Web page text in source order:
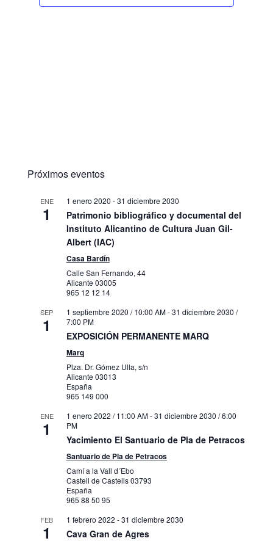
Próximos eventos
ENE
1
1 enero 2020 -31 diciembre 2030
Patrimonio bibliográfico y documental del
Instituto Alicantino de Cultura Juan Gil-
Albert (IAC)
Casa Bardín
Calle San Fernando, 44
Alicante 03005
965 12 12 14
SEP
1
1 septiembre 2020 / 10:00 AM-31 diciembre 2030 /
7:00 PM
EXPOSICIÓN PERMANENTE MARQ
Marq
Plza. Dr. Gómez Ulla, s/n
Alicante 03013
España
965 149 000
ENE
1
1 enero 2022 / 11:00 AM-31 diciembre 2030 / 6:00
PM
Yacimiento El Santuario de Pla de Petracos
Santuario de Pla de Petracos
Camí a la Vall d´Ebo
Castell de Castells03793
España
965 88 50 95
FEB
1
1 febrero 2022 -31 diciembre 2030
Cava Gran de Agres